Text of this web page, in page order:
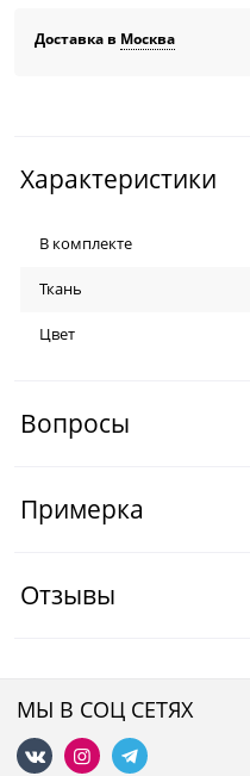
Доставка в Москва
Характеристики
В комплекте
Ткань
Цвет
Вопросы
Примерка
Отзывы
МЫ В СОЦ СЕТЯХ